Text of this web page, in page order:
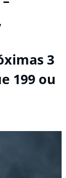
3
199 ou